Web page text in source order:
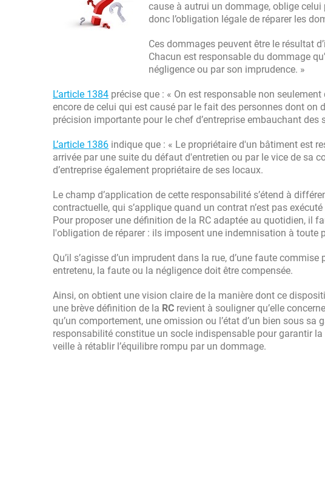
cause à autrui un dommage, oblige
donc l’obligation légale de réparer les
Ces dommages peuvent être le résultat
Chacun est responsable du dommage
négligence ou par son imprudence. »
L’article 1384 précise que : « On est responsable non
encore de celui qui est causé par le fait des personnes dont on
précision importante pour le chef d’entreprise embauchant des
L’article 1386 indique que : « Le propriétaire d'un bâtiment est
arrivée par une suite du défaut d'entretien ou par le vice de sa
d’entreprise également propriétaire de ses locaux.
Le champ d’application de cette responsabilité s’étend à
contractuelle, qui s’applique quand un contrat n’est pas
Pour proposer une définition de la RC adaptée au quotidien, il
l'obligation de réparer : ils imposent une indemnisation à toute
Qu’il s’agisse d’un imprudent dans la rue, d’une faute
entretenu, la faute ou la négligence doit être compensée.
Ainsi, on obtient une vision claire de la manière dont ce
une brève définition de la RC revient à souligner qu’elle
qu’un comportement, une omission ou l’état d’un bien sous
responsabilité constitue un socle indispensable pour garantir
veille à rétablir l’équilibre rompu par un dommage.